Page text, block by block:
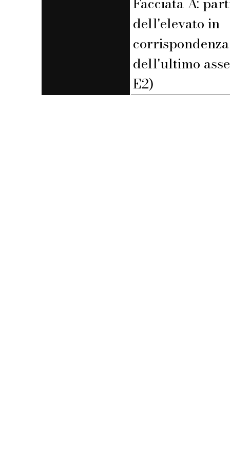
dell'elevato in
corrispondenza
dell'ultimo
E2)